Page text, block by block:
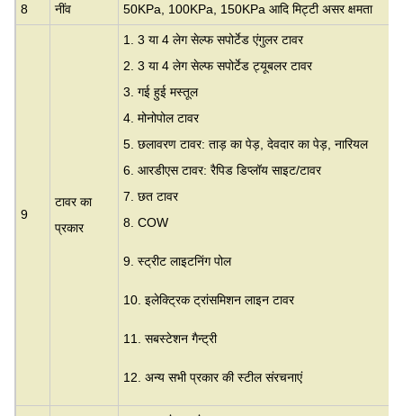
8 नींव 50KPa, 100KPa, 150KPa आदि मिट्टी असर क्षमता
9
टावर का
प्रकार
1. 3 या 4 लेग सेल्फ सपोर्टेड एंगुलर टावर
2. 3 या 4 लेग सेल्फ सपोर्टेड ट्यूबलर टावर
3. गई हुई मस्तूल
4. मोनोपोल टावर
5. छलावरण टावर: ताड़ का पेड़, देवदार का पेड़, नारियल
6. आरडीएस टावर: रैपिड डिप्लॉय साइट/टावर
7. छत टावर
8. COW
9. स्ट्रीट लाइटनिंग पोल
10. इलेक्ट्रिक ट्रांसमिशन लाइन टावर
11. सबस्टेशन गैन्ट्री
12. अन्य सभी प्रकार की स्टील संरचनाएं